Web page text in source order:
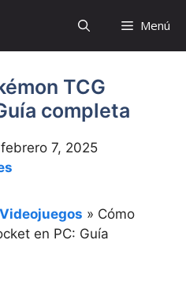
Menú
TCG
completa
febrero 7, 2025
Videojuegos » Cómo
en PC: Guía